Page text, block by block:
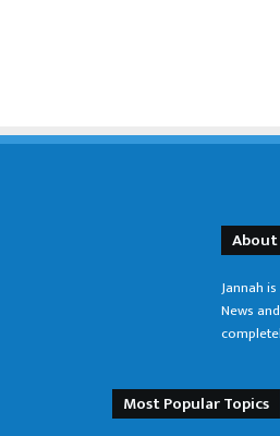
About
Jannah
News
Most Popular Topics